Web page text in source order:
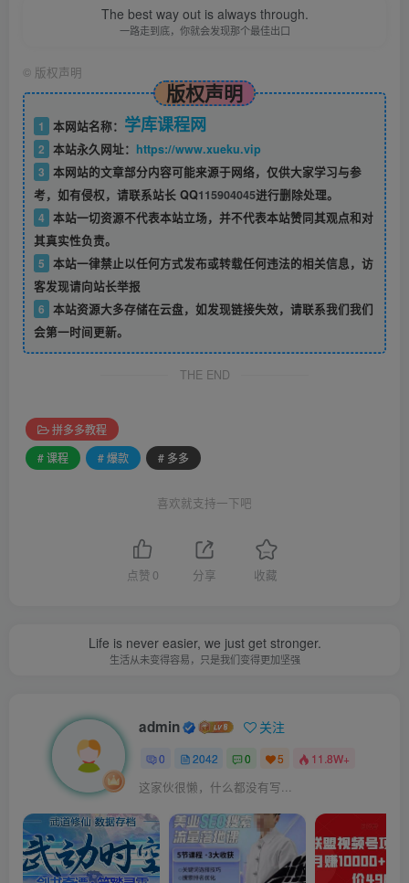
The best way out is always through.
一路走到底，你就会发现那个最佳出口
© 版权声明
版权声明
1 本网站名称： 学库课程网
2 本站永久网址： https://www.xueku.vip
3 本网站的文章部分内容可能来源于网络，仅供大家学习与参
考，如有侵权，请联系站长 QQ115904045进行删除处理。
4 本站一切资源不代表本站立场，并不代表本站赞同其观点和对
其真实性负责。
5 本站一律禁止以任何方式发布或转载任何违法的相关信息，访
客发现请向站长举报
6 本站资源大多存储在云盘，如发现链接失效，请联系我们我们
会第一时间更新。
THE END
拼多多教程
# 课程
# 爆款 # 多多
喜欢就支持一下吧
点赞 0 分享 收藏
Life is never easier, we just get stronger.
生活从未变得容易，只是我们变得更加坚强
admin 关注
0 2042 0 5 11.8W+
这家伙很懒，什么都没有写...